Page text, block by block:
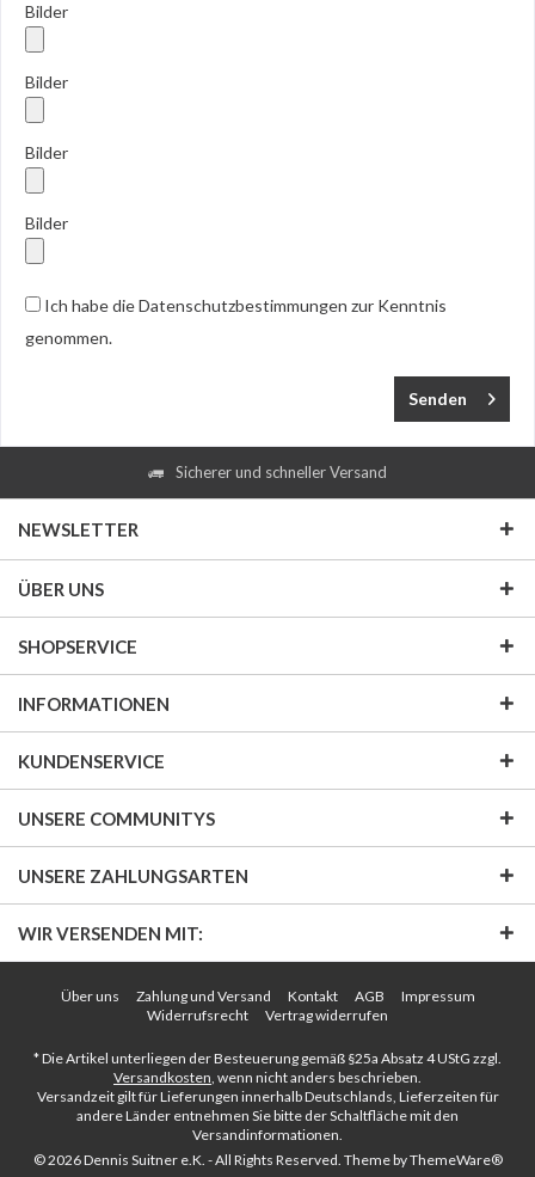
Bilder
Bilder
Bilder
Bilder
Ich habe dieDatenschutzbestimmungen zur Kenntnis
genommen.
Senden
Sicherer und schneller Versand
NEWSLETTER
ÜBER UNS
SHOPSERVICE
INFORMATIONEN
KUNDENSERVICE
UNSERE COMMUNITYS
UNSERE ZAHLUNGSARTEN
WIR VERSENDEN MIT:
Über uns Zahlung und Versand Kontakt AGB
Impressum
Widerrufsrecht
Vertrag widerrufen
* Die Artikel unterliegen der Besteuerung gemäß §25a Absatz 4 UStG zzgl.
Versandkosten, wenn nicht anders beschrieben.
Versandzeit gilt für Lieferungen innerhalb Deutschlands, Lieferzeiten für
andere Länder entnehmen Sie bitte der Schaltfläche mit den
Versandinformationen.
© 2026 Dennis Suitner e.K. - All Rights Reserved. Theme byThemeWare®